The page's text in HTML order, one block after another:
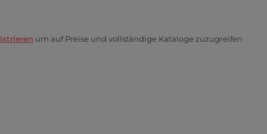
um auf Preise und vollständige Kataloge zuzugreifen